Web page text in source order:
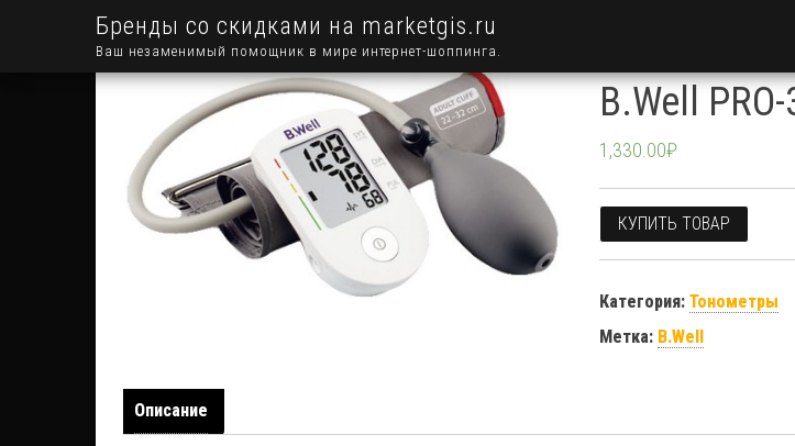
Бренды со скидками на marketgis.ru
Ваш незаменимый помощник в мире интернет-шоппинга.
B.Well
1,330.00₽
КУПИТЬ ТОВАР
Категория: Тонометры
Метка: B.Well
Описание